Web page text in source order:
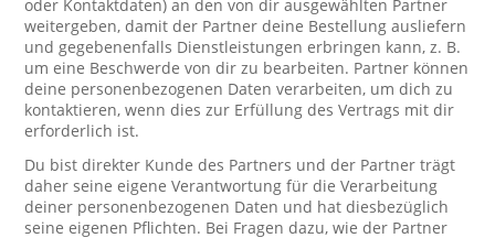
oder Kontaktdaten) an den von dir ausgewählten Partner
weitergeben, damit der Partner deine Bestellung ausliefern
und gegebenenfalls Dienstleistungen erbringen kann, z. B.
um eine Beschwerde von dir zu bearbeiten. Partner können
deine personenbezogenen Daten verarbeiten, um dich zu
kontaktieren, wenn dies zur Erfüllung des Vertrags mit dir
erforderlich ist.
Du bist direkter Kunde des Partners und der Partner trägt
daher seine eigene Verantwortung für die Verarbeitung
deiner personenbezogenen Daten und hat diesbezüglich
seine eigenen Pflichten. Bei Fragen dazu, wie der Partner